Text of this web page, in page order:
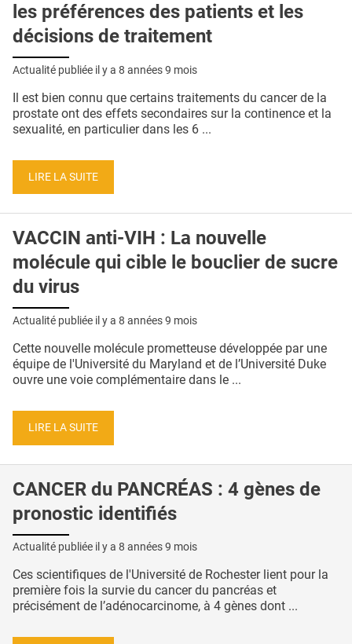
L'APP
PUBLICITÉ
CONDITIONS GÉNÉRALES
les préférences des patients et les
décisions de traitement
Actualité publiée il y a 8 années 9 mois
Il est bien connu que certains traitements du cancer de la
prostate ont des effets secondaires sur la continence et la
sexualité, en particulier dans les 6 ...
LIRE LA SUITE
VACCIN anti-VIH : La nouvelle
molécule qui cible le bouclier de sucre
du virus
Actualité publiée il y a 8 années 9 mois
Cette nouvelle molécule prometteuse développée par une
équipe de l'Université du Maryland et de l’Université Duke
ouvre une voie complémentaire dans le ...
LIRE LA SUITE
CANCER du PANCRÉAS : 4 gènes de
pronostic identifiés
Actualité publiée il y a 8 années 9 mois
Ces scientifiques de l'Université de Rochester lient pour la
première fois la survie du cancer du pancréas et
précisément de l’adénocarcinome, à 4 gènes dont ...